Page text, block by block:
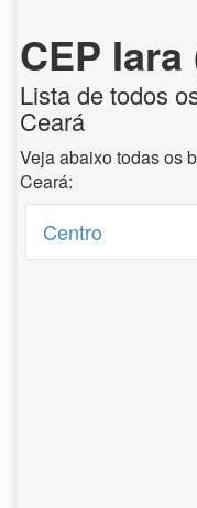
CEP
Lista de todos
Ceará
Veja abaixo todas os
Ceará:
Centro